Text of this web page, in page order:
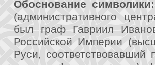
Обоснование символики:
(административного
был граф Гавриил
Российской Империи
Руси, соответствовавший